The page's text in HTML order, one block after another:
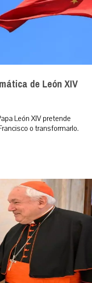
de León XIV
León XIV pretende
o transformarlo.